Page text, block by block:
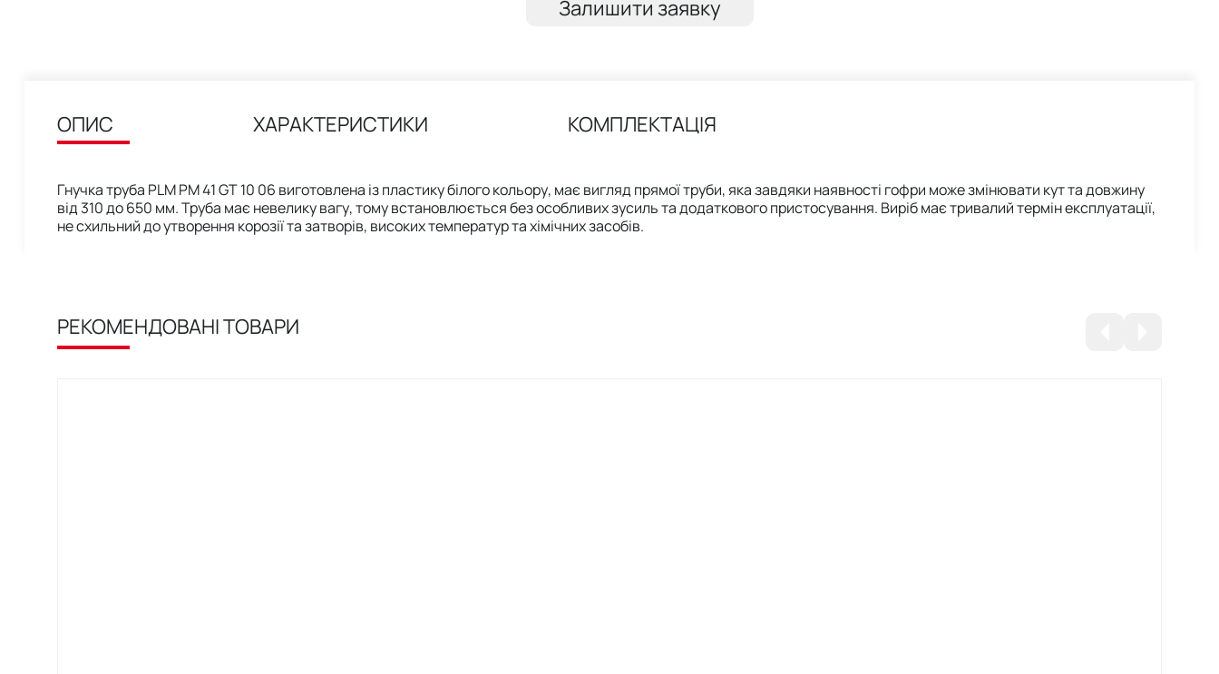
Залишити заявку
ОПИС ХАРАКТЕРИСТИКИ КОМПЛЕКТАЦІЯ
Гнучка труба PLM PM 41 GT 10 06 виготовлена із пластику білого кольору, має вигляд прямої труби, яка завдяки наявності гофри може змінювати кут та довжину
від 310 до 650 мм. Труба має невелику вагу, тому встановлюється без особливих зусиль та додаткового пристосування. Виріб має тривалий термін експлуатації,
не схильний до утворення корозії та затворів, високих температур та хімічних засобів.
РЕКОМЕНДОВАНІ ТОВАРИ